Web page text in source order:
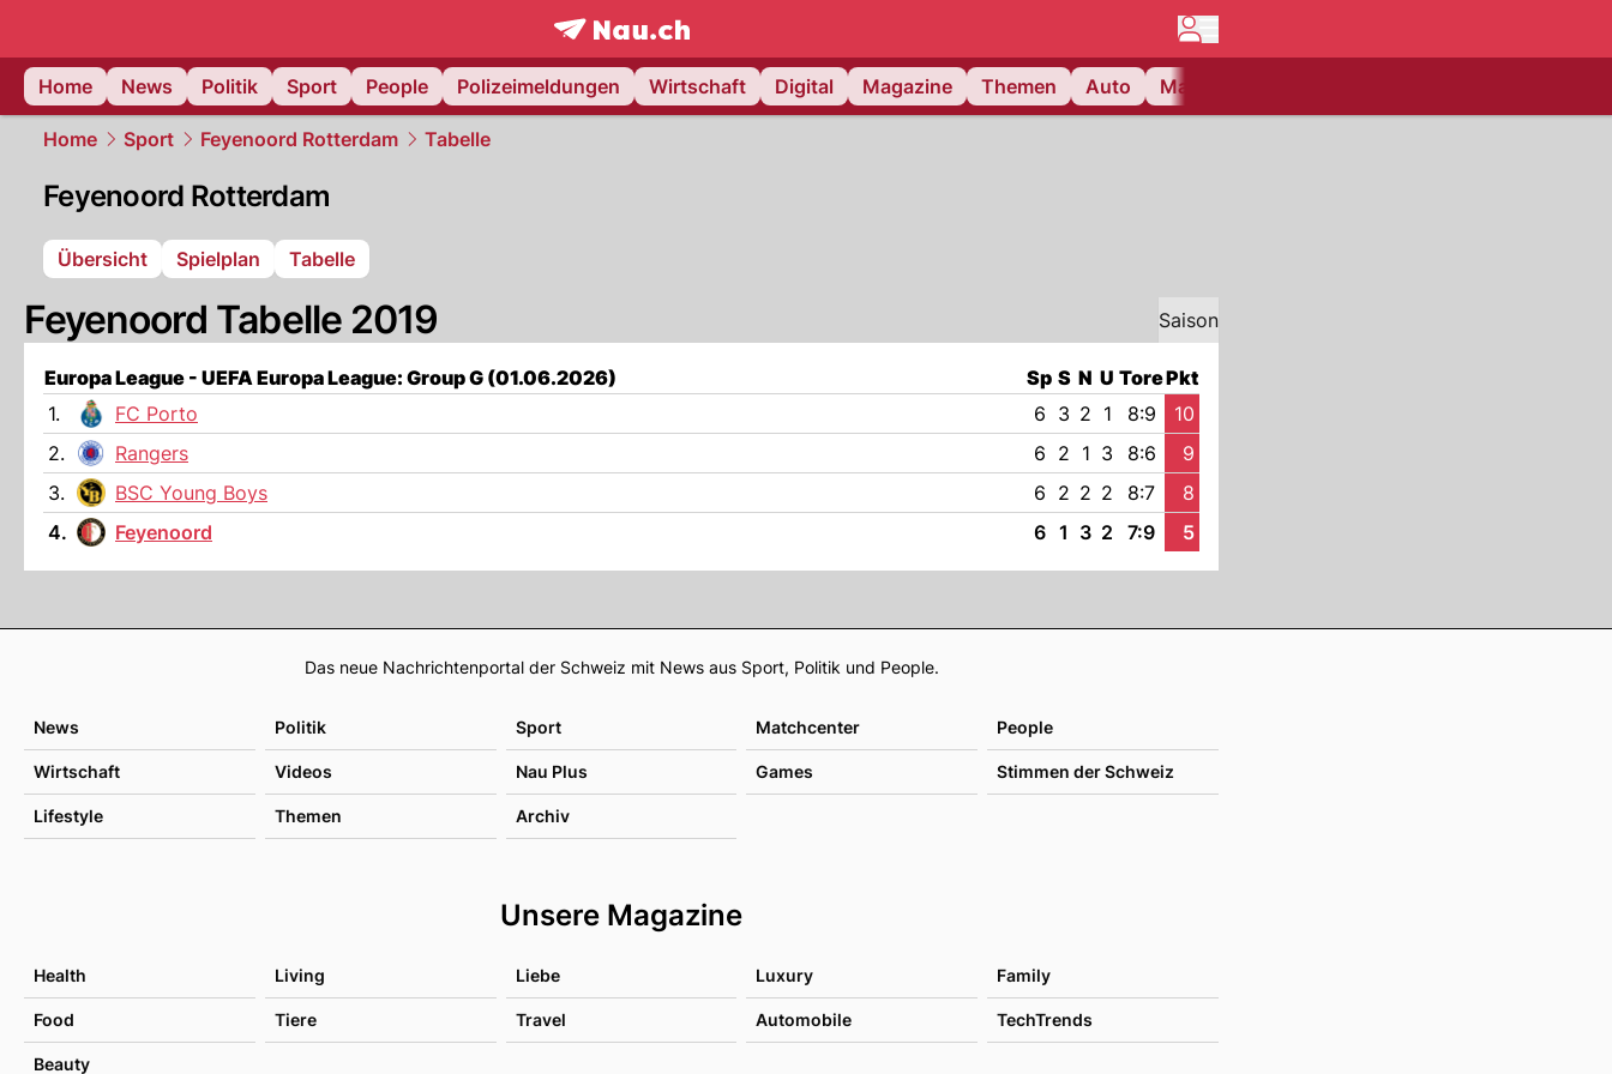
frontpage.NAU.ch
Home
News Politik Sport People Polizeimeldungen Wirtschaft Digital Magazine Themen Auto Matchcenter
Home Sport Feyenoord Rotterdam Tabelle
Feyenoord Rotterdam
Übersicht Spielplan Tabelle
Feyenoord Tabelle 2019 Saison
Europa League - UEFA Europa League: Group G (01.06.2026) Sp S N U TorePkt
1.
FC Porto 6 3 2 1 8:9
10
2.
Rangers 6 2 1 3 8:6
9
3.
BSC Young Boys 6 2 2 2 8:7
8
4.
Feyenoord 6 1 3 2 7:9 5
Footer
Das neue Nachrichtenportal der Schweiz mit News aus Sport, Politik und People.
News Politik Sport Matchcenter People
Wirtschaft Videos Nau Plus Games Stimmen der Schweiz
Lifestyle Themen Archiv
Unsere Magazine
Health Living Liebe Luxury Family
Food Tiere Travel Automobile TechTrends
Beauty